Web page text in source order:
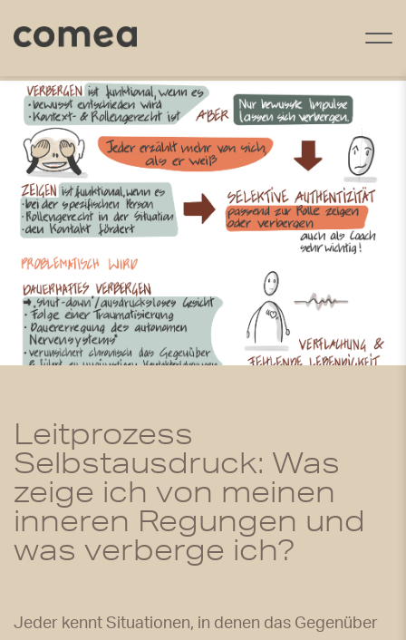
Leitprozess
Selbstausdruck: Was
zeige ich von meinen
inneren Regungen und
was verberge ich?
Jeder kennt Situationen, in denen das Gegenüber